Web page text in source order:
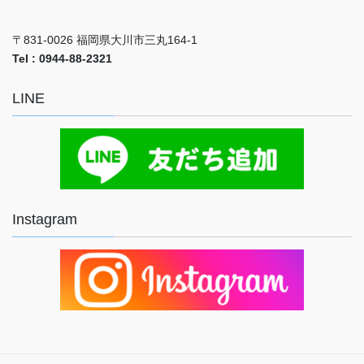
〒831-0026 福岡県大川市三丸164-1
Tel : 0944-88-2321
LINE
Instagram